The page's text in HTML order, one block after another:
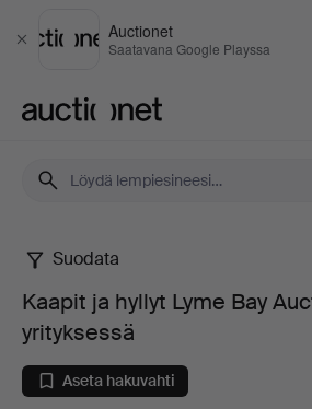
Sulje
Auctionet
Saatavana Google Playssa
Kaapit
ja
hyllyt
Suodata
Kaapit ja hyllyt Lyme Bay
yrityksessä
Aseta hakuvahti